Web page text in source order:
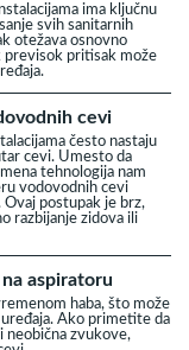
ima ključnu
svih sanitarnih
otežava osnovno
previsok pritisak može
cevi
često nastaju
cevi. Umesto da
tehnologija nam
vodovodnih cevi
postupak je brz,
razbijanje zidova ili
aspiratoru
haba, što može
Ako primetite da
neobična zvukove,